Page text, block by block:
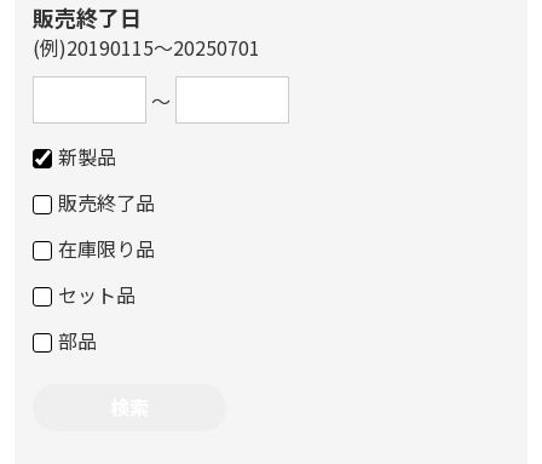
販売終了日
(例)20190115～20250701
～
新製品
販売終了品
在庫限り品
セット品
部品